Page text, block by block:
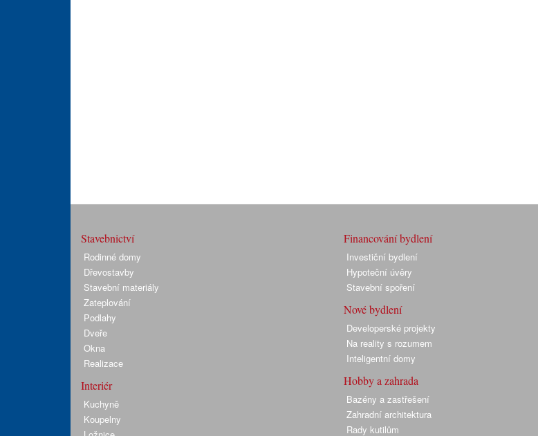
Stavebnictví
Rodinné domy
Dřevostavby
Stavební materiály
Zateplování
Podlahy
Dveře
Okna
Realizace
Interiér
Kuchyně
Koupelny
Financování bydlení
Investiční bydlení
Hypoteční úvěry
Stavební spoření
Nové bydlení
Developerské projekty
Na reality s rozumem
Inteligentní domy
Hobby a zahrada
Bazény a zastřešení
Zahradní architektura
Rady kutilům